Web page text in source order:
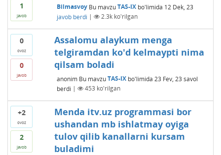
1
javob
Bilmasvoy Bu mavzuTAS-IXbo'limida 12 Dek, 23
javob berdi | 2.3kko'rilgan
0
ovoz
0
javob
Assalomu alaykum menga
telgiramdan ko'd kelmaypti nima
qilsam boladi
anonim Bu mavzuTAS-IXbo'limida 23 Fev, 23 savol
berdi | 453 ko'rilgan
+2
ovoz
2
javob
Menda itv.uz programmasi bor
ushandan mb ishlatmay oyiga
tulov qilib kanallarni kursam
buladimi